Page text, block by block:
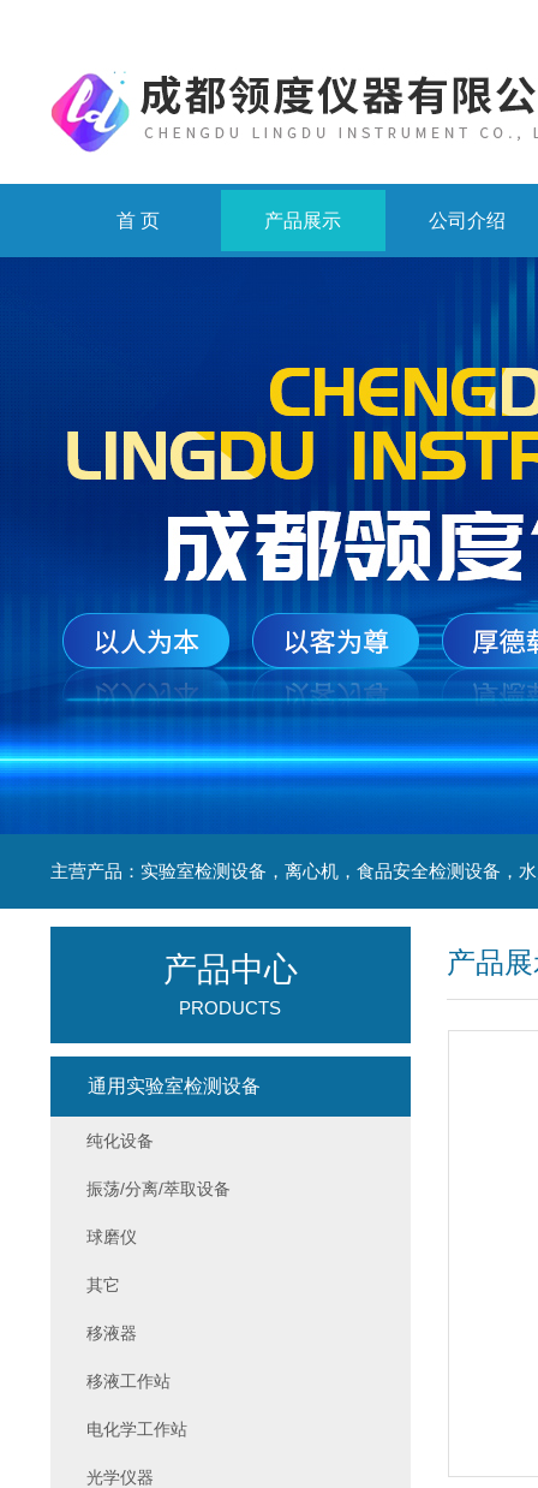
首 页 产品展示 公司介绍
产品
产品中心
PRODUCTS
通用实验室检测设备
纯化设备
振荡/分离/萃取设备
球磨仪
其它
移液器
移液工作站
电化学工作站
光学仪器